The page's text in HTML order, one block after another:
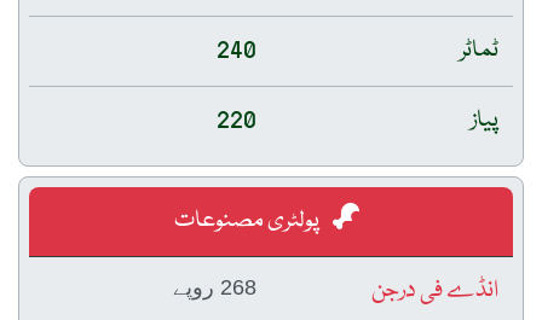
ٹماٹر
240
پیاز
220
پولٹری مصنوعات
انڈے فی درجن
268 روپے